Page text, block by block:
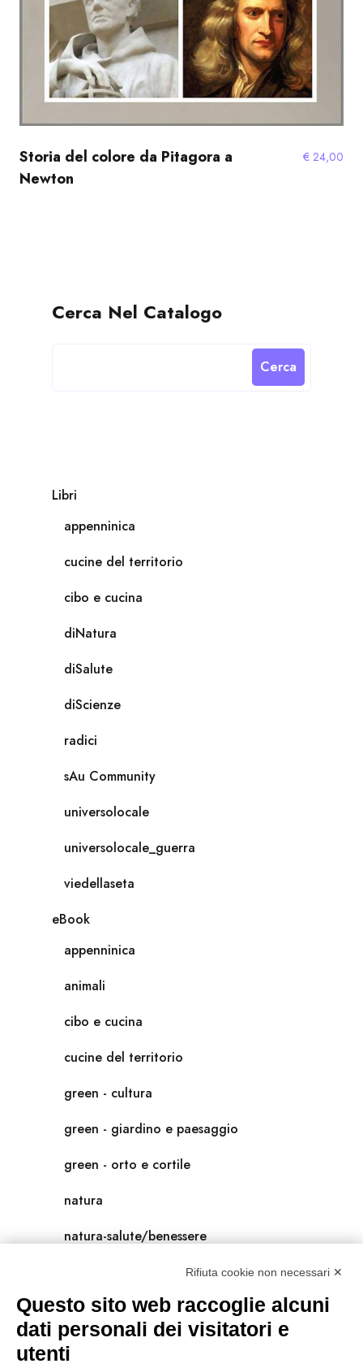
Storia del colore da Pitagora a
Newton
€ 24,00
Cerca Nel Catalogo
Cerca
Libri
appenninica
cucine del territorio
cibo e cucina
diNatura
diSalute
diScienze
radici
sAu Community
universolocale
universolocale_guerra
viedellaseta
eBook
appenninica
animali
cibo e cucina
cucine del territorio
green - cultura
green - giardino e paesaggio
green - orto e cortile
natura
natura-salute/benessere
scienza
universolocale
Rifiuta cookie non necessari ✕
Questo sito web raccoglie alcuni
dati personali dei visitatori e
utenti